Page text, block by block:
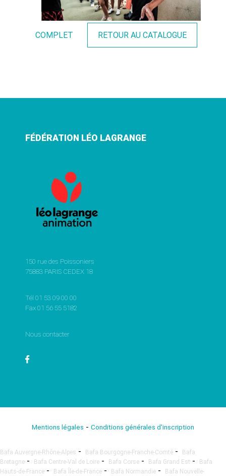
COMPLET RETOUR AU CATALOGUE
FÉDÉRATION LÉO LAGRANGE
150 rue des Poissoniers
75883 PARIS CEDEX 18
Tél 01 53 09 00 00
Fax 01 56 55 5182
Nous contacter
Mentions légales - Conditions générales d'inscription
Bafa Auvergne-Rhône-Alpes - Bafa Bourgogne-Franche-Comté -
Bafa
Bretagne - Bafa Centre-Val de Loire - Bafa Corse - Bafa Grand Est -
Bafa
Hauts-de-France - Bafa Île-de-France - Bafa Normandie - Bafa Nouvelle-